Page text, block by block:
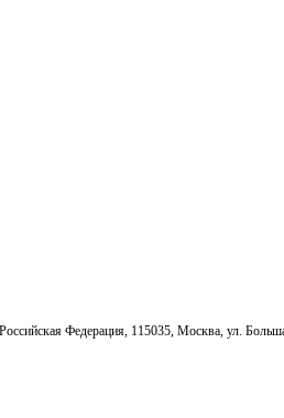
Pоссийская Федерация, 115035, Москва, ул.